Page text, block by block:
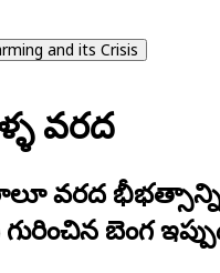
and its Crisis
వరద
వరద భీభత్సాన్ని
బెంగ